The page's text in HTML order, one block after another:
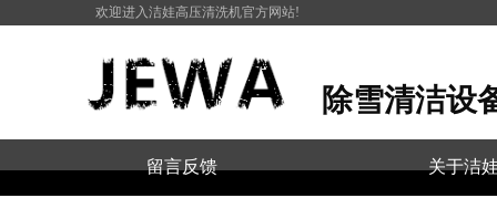
欢迎进入洁娃高压清洗机官方网站!
除雪清洁设
留言反馈 关于洁